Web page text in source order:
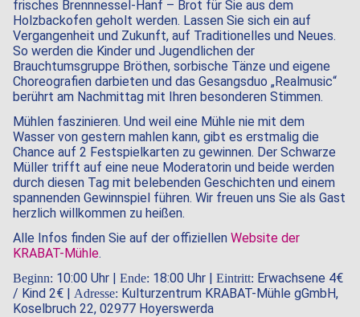
frisches Brennnessel-Hanf – Brot für Sie aus dem
Holzbackofen geholt werden. Lassen Sie sich ein auf
Vergangenheit und Zukunft, auf Traditionelles und Neues.
So werden die Kinder und Jugendlichen der
Brauchtumsgruppe Bröthen, sorbische Tänze und eigene
Choreografien darbieten und das Gesangsduo „Realmusic“
berührt am Nachmittag mit Ihren besonderen Stimmen.
Mühlen faszinieren. Und weil eine Mühle nie mit dem
Wasser von gestern mahlen kann, gibt es erstmalig die
Chance auf 2 Festspielkarten zu gewinnen. Der Schwarze
Müller trifft auf eine neue Moderatorin und beide werden
durch diesen Tag mit belebenden Geschichten und einem
spannenden Gewinnspiel führen. Wir freuen uns Sie als Gast
herzlich willkommen zu heißen.
Alle Infos finden Sie auf der offiziellen Website der
KRABAT-Mühle.
Beginn: 10:00 Uhr | Ende: 18:00 Uhr | Eintritt: Erwachsene 4€
/ Kind 2€ | Adresse: Kulturzentrum KRABAT-Mühle gGmbH,
Koselbruch 22, 02977 Hoyerswerda